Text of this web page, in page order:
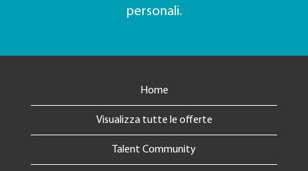
personali.
Home
Visualizza tutte le offerte
Talent Community